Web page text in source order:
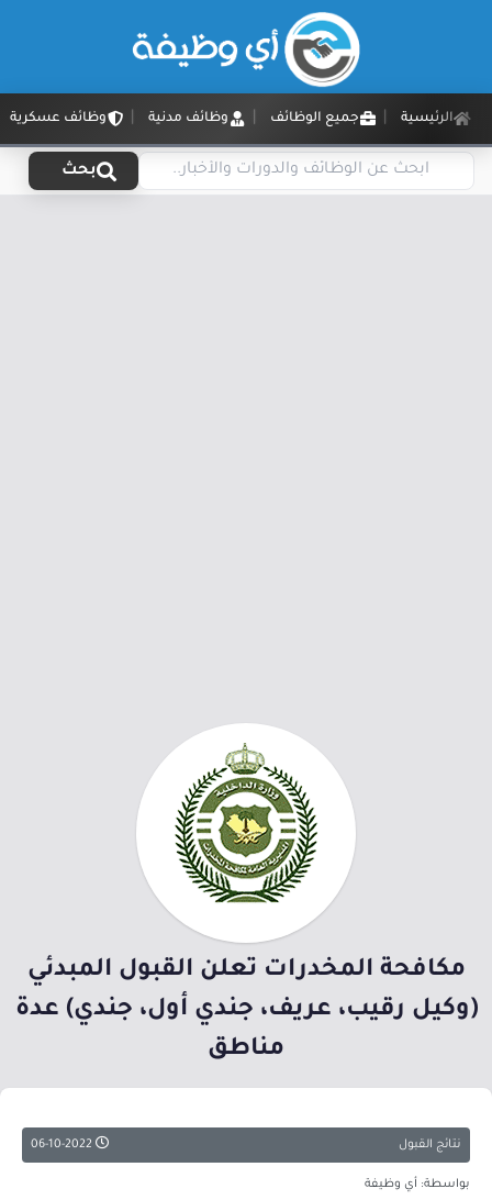
الرئيسية جميع الوظائف وظائف مدنية وظائف عسكرية
بحث
مكافحة المخدرات تعلن القبول المبدئي
(وكيل رقيب، عريف، جندي أول، جندي) عدة
مناطق
نتائج القبول
بواسطة: أي وظيفة